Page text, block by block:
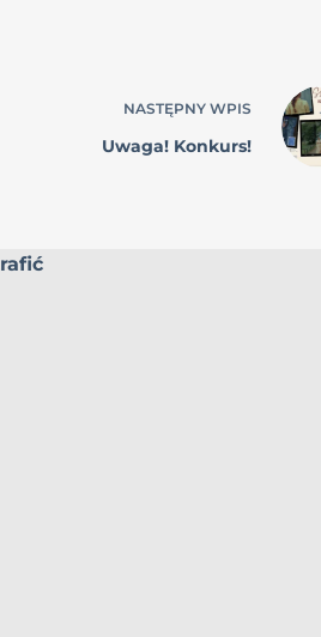
NASTĘPNY WPIS
Uwaga! Konkurs!